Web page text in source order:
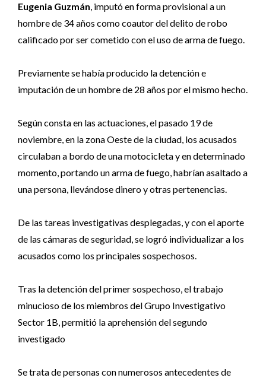
Eugenia Guzmán, imputó en forma provisional a un
hombre de 34 años como coautor del delito de robo
calificado por ser cometido con el uso de arma de fuego.
Previamente se había producido la detención e
imputación de un hombre de 28 años por el mismo hecho.
Según consta en las actuaciones, el pasado 19 de
noviembre, en la zona Oeste de la ciudad, los acusados
circulaban a bordo de una motocicleta y en determinado
momento, portando un arma de fuego, habrían asaltado a
una persona, llevándose dinero y otras pertenencias.
De las tareas investigativas desplegadas, y con el aporte
de las cámaras de seguridad, se logró individualizar a los
acusados como los principales sospechosos.
Tras la detención del primer sospechoso, el trabajo
minucioso de los miembros del Grupo Investigativo
Sector 1B, permitió la aprehensión del segundo
investigado
Se trata de personas con numerosos antecedentes de